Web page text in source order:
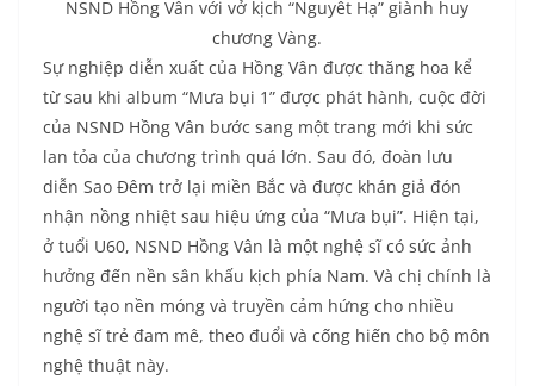
NSND Hồng Vân với vở kịch “Nguyêt Hạ” giành huy
chương Vàng.
Sự nghiệp diễn xuất của Hồng Vân được thăng hoa kể
từ sau khi album “Mưa bụi 1” được phát hành, cuộc đời
của NSND Hồng Vân bước sang một trang mới khi sức
lan tỏa của chương trình quá lớn. Sau đó, đoàn lưu
diễn Sao Đêm trở lại miền Bắc và được khán giả đón
nhận nồng nhiệt sau hiệu ứng của “Mưa bụi”. Hiện tại,
ở tuổi U60, NSND Hồng Vân là một nghệ sĩ có sức ảnh
hưởng đến nền sân khấu kịch phía Nam. Và chị chính là
người tạo nền móng và truyền cảm hứng cho nhiều
nghệ sĩ trẻ đam mê, theo đuổi và cống hiến cho bộ môn
nghệ thuật này.